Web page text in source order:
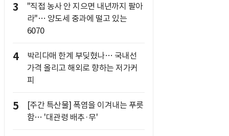
3
"직접 농사 안 지으면 내년까지 팔아
라"… 양도세 중과에 떨고 있는
6070
4
박리다매 한계 부딪혔나… 국내선
가격 올리고 해외로 향하는 저가커
피
5
[주간 특산물] 폭염을 이겨내는 푸릇
함… '대관령 배추·무'